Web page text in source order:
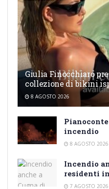
Giulia Finocchiaro
collezione di bikini
8 AGOSTO 2026
incendio
8 AGOSTO 2026
Incendio
residenti
7 AGOSTO 2026